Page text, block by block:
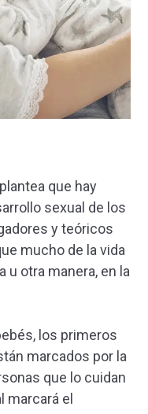
que hay
sexual de los
y teóricos
mucho de la vida
u otra manera, en la
los primeros
marcados por la
que lo cuidan
marcará el